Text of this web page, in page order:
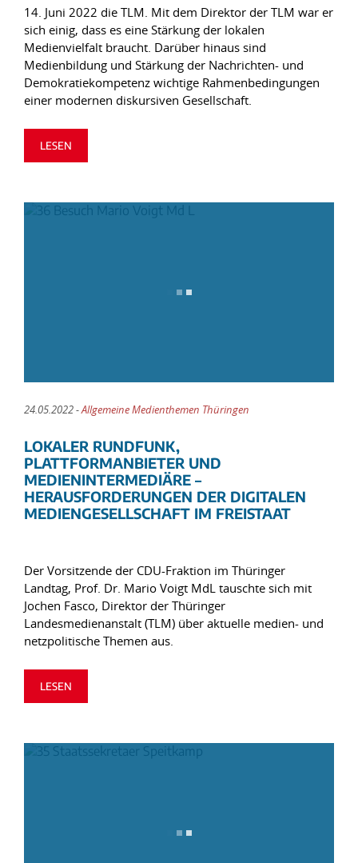
14. Juni 2022 die TLM. Mit dem Direktor der TLM war er
sich einig, dass es eine Stärkung der lokalen
Medienvielfalt braucht. Darüber hinaus sind
Medienbildung und Stärkung der Nachrichten- und
Demokratiekompetenz wichtige Rahmenbedingungen
einer modernen diskursiven Gesellschaft.
LESEN
24.05.2022 -Allgemeine Medienthemen Thüringen
LOKALER RUNDFUNK,
PLATTFORMANBIETER UND
MEDIENINTERMEDIÄRE –
HERAUSFORDERUNGEN DER DIGITALEN
MEDIENGESELLSCHAFT IM FREISTAAT
Der Vorsitzende der CDU-Fraktion im Thüringer
Landtag, Prof. Dr. Mario Voigt MdL tauschte sich mit
Jochen Fasco, Direktor der Thüringer
Landesmedienanstalt (TLM) über aktuelle medien- und
netzpolitische Themen aus.
LESEN